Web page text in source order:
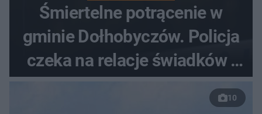
Śmiertelne potrącenie w
gminie Dołhobyczów. Policja
czeka na relacje świadków i
10